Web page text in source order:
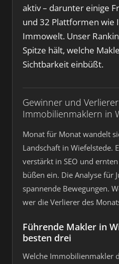
aktiv – darunter einige
und 32 Plattformen wie
Immowelt. Unser
Spitze hält, welche
Sichtbarkeit einbüßt.
Gewinner und
Immobilienmaklern in
Monat für Monat wandelt
Landschaft in Wiefelstede.
verstärkt in SEO und
büßen ein. Die Analyse für
spannende Bewegungen.
wer die Verlierer des
Führende Makler in
besten drei
Welche Immobilienmakler